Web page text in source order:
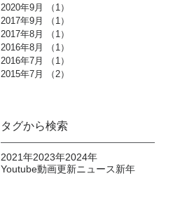
2020年9月
（1）
2017年9月
（1）
2017年8月
（1）
2016年8月
（1）
2016年7月
（1）
2015年7月
（2）
タグから検索
2021年2023年2024年
Youtube動画更新ニュース新年